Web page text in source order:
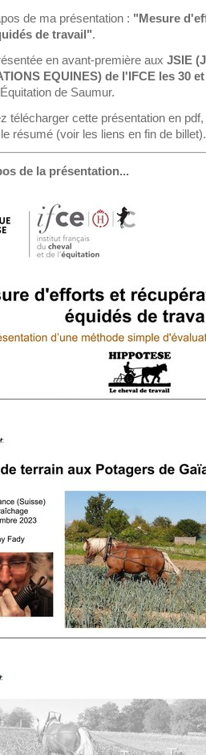
de ma présentation : "Mesure
de travail".
en avant-première aux JSIE
EQUINES) de l'IFCE les 30
de Saumur.
télécharger cette présentation en
résumé (voir les liens en fin de
de la présentation...